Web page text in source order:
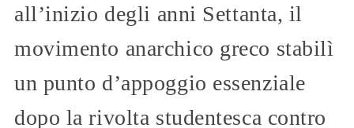
all’inizio degli anni Settanta, il
movimento anarchico greco stabilì
un punto d’appoggio essenziale
dopo la rivolta studentesca contro